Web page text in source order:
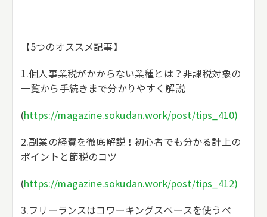
【5つのオススメ記事】
1.個人事業税がかからない業種とは？非課税対象の
一覧から手続きまで分かりやすく解説
(https://magazine.sokudan.work/post/tips_410)
2.副業の経費を徹底解説！初心者でも分かる計上の
ポイントと節税のコツ
(https://magazine.sokudan.work/post/tips_412)
3.フリーランスはコワーキングスペースを使うべ